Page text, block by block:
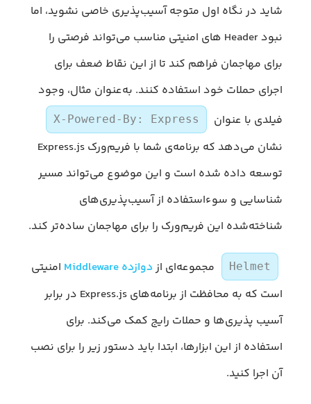
شاید در نگاه اول متوجه آسیب‌پذیری خاصی نشوید، اما
نبود Header های امنیتی مناسب می‌تواند فرصتی را
برای مهاجمان فراهم کند تا از این نقاط ضعف برای
اجرای حملات خود استفاده کنند. به‌عنوان مثال، وجود
فیلدی با عنوان
X-Powered-By: Express
نشان می‌دهد که برنامه‌ی شما با فریم‌ورک Express.js
توسعه داده شده است و این موضوع می‌تواند مسیر
شناسایی و سوءاستفاده از آسیب‌پذیری‌های
شناخته‌شده این فریم‌ورک را برای مهاجمان ساده‌تر کند.
Helmet مجموعه‌ای ازدوازده Middleware
امنیتی
است که به محافظت از برنامه‌های Express.js در برابر
آسیب پذیری‌ها و حملات رایج کمک می‌کند. برای
استفاده از این ابزارها، ابتدا باید دستور زیر را برای نصب
آن اجرا کنید.